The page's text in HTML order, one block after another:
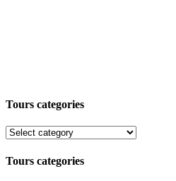
Tours categories
Tours categories